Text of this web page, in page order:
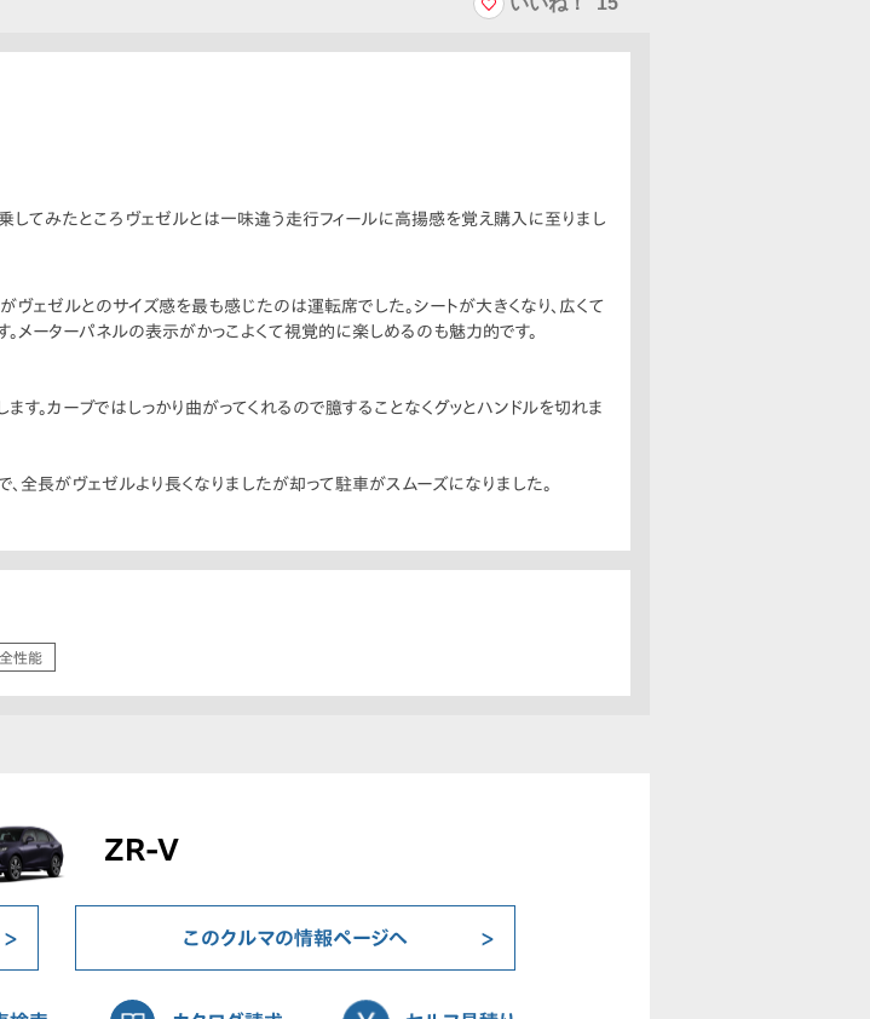
してみたところヴェゼルとは一味違う走行フィールに高揚感を覚え購入に至りまし
ェゼルとのサイズ感を最も感じたのは運転席でした。シートが大きくなり、広くて
メーターパネルの表示がかっこよくて視覚的に楽しめるのも魅力的です。
。カーブではしっかり曲がってくれるので臆することなくグッとハンドルを切れま
長がヴェゼルより長くなりましたが却って駐車がスムーズになりました。
性能
ZR-V
このクルマの情報ページへ